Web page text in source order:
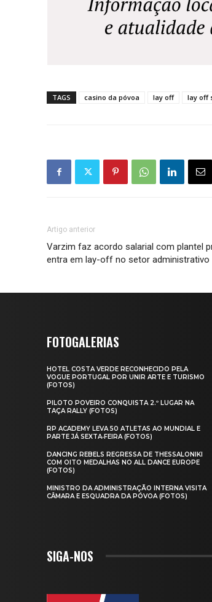
TAGS casino da póvoa lay off lay off
Artigo anterior
Varzim faz acordo salarial com plantel
entra em lay-off no setor administrativo
FOTOGALERIAS
HOTEL COSTA VERDE RECONHECIDO PELA
VOGUE PORTUGAL POR UNIR ARTE E TURISMO
(FOTOS)
PILOTO POVEIRO CONQUISTA 2.º LUGAR NA
TAÇA RALLY (FOTOS)
RP ACADEMY LEVA 50 ATLETAS AO MUNDIAL E
PARTE JÁ SEXTA‑FEIRA (FOTOS)
DANCING REBELS REGRESSA DE THESSALONIKI
COM OITO MEDALHAS NO ALL DANCE EUROPE
(FOTOS)
MINISTRO DA ADMINISTRAÇÃO INTERNA VISITA
CÂMARA E ESQUADRA DA PÓVOA (FOTOS)
SIGA-NOS